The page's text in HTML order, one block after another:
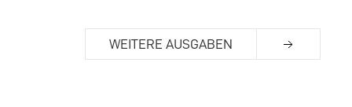
WEITERE AUSGABEN